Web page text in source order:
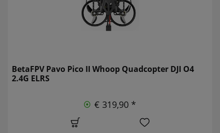
BetaFPV Pavo Pico II Whoop Quadcopter DJI O4
2.4G ELRS
€ 319,90 *